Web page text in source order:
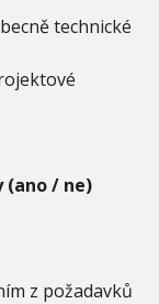
technické
(ano / ne)
z požadavků